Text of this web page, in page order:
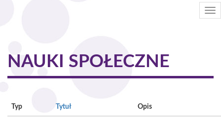
NAUKI SPOŁECZNE
Typ Tytuł Opis